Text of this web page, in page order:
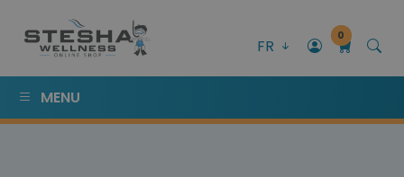
FR
0
MENU